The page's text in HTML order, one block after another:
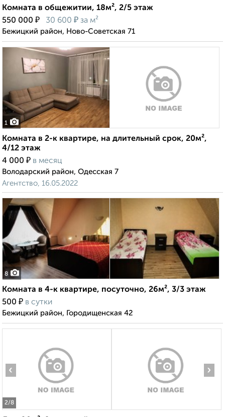
Комната в общежитии, 18м², 2/5 этаж
550 000 ₽ 30 600 ₽ за м²
Бежицкий район, Ново-Советская 71
1
Комната в 2-к квартире, на длительный срок, 20м²,
4/12 этаж
4 000 ₽ в месяц
Володарский район, Одесская 7
Агентство, 16.05.2022
8
Комната в 4-к квартире, посуточно, 26м², 3/3 этаж
500 ₽ в сутки
Бежицкий район, Городищенская 42
2/8
‹ ›